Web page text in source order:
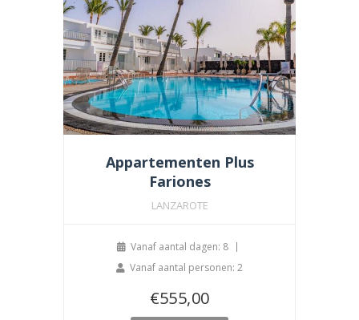
Appartementen Plus
Fariones
LANZAROTE
Vanaf aantal dagen: 8
Vanaf aantal personen: 2
€555,00